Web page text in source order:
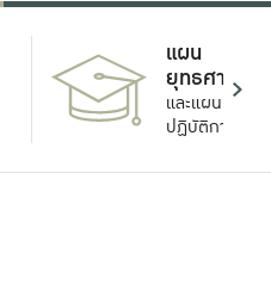
แผน
ยุทธศาสตร์
และแผน
ปฏิบัติการ